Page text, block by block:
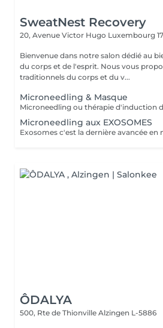
SweatNest Recovery
20, Avenue Victor Hugo Luxembourg
Bienvenue dans notre salon dédié au
du corps et de l'esprit. Nous vous
traditionnels du corps et du v...
Microneedling & Masque
Microneedling aux EXOSOMES
ÔDALYA
500, Rte de Thionville Alzingen L-5886